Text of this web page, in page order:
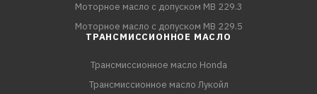
Моторное масло с допуском MB 229.3
Моторное масло с допуском MB 229.5
ТРАНСМИССИОННОЕ МАСЛО
Трансмиссионное масло Honda
Трансмиссионное масло Лукойл